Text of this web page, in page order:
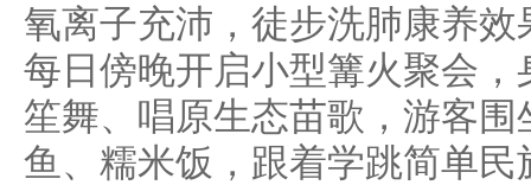
氧离子充沛，徒步洗肺康养
每日傍晚开启小型篝火聚会
笙舞、唱原生态苗歌，游客
鱼、糯米饭，跟着学跳简单